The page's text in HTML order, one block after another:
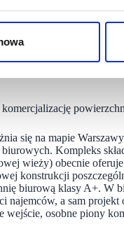
naszych sklepów.
z Mokotowem.
co oznacza większą
by każdy mógł
że nasza bogata
warszawiaków –
się na mapie
Kompleks
wieży) obecnie
konstrukcji
biurową klasy A+. W
najemców, a sam
osobne piony